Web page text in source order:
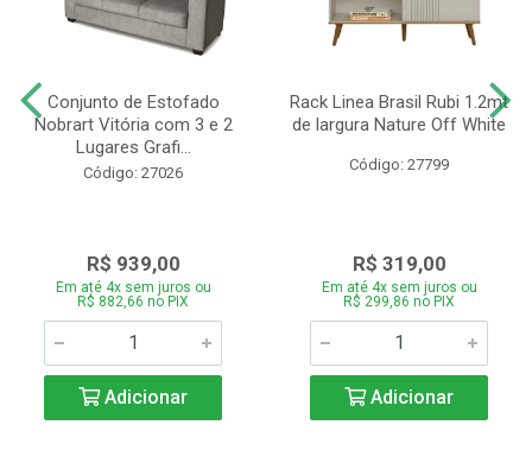
Conjunto de Estofado
Nobrart Vitória com 3 e 2
Lugares Grafi...
Código: 27026
R$ 939,00
Em até 4x sem juros ou
R$ 882,66 no PIX
Adicionar
Rack Linea Brasil Rubi 1.2mt
de largura Nature Off White
Código: 27799
R$ 319,00
Em até 4x sem juros ou
R$ 299,86 no PIX
Adicionar